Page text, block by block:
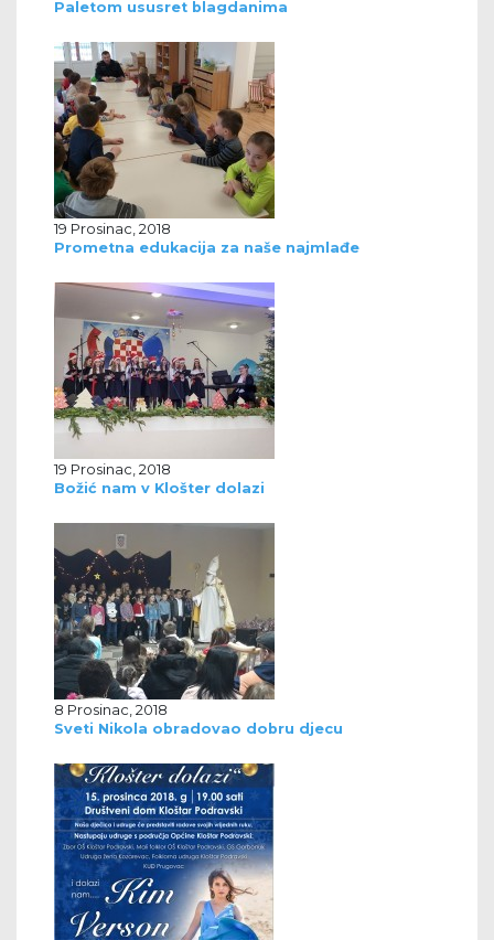
Paletom ususret blagdanima
19 Prosinac, 2018
Prometna edukacija za naše najmlađe
19 Prosinac, 2018
Božić nam v Klošter dolazi
8 Prosinac, 2018
Sveti Nikola obradovao dobru djecu